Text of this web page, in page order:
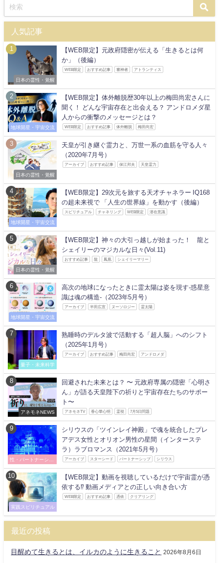
人気記事
日本の霊性・覚醒
【WEB限定】元政府隠密が伝える「生きるとは何
か」（後編）
WEB限定 おすすめ記事 審神者 アトランティス
地球開星・宇宙交流
【WEB限定】体外離脱歴30年以上の梅田尚宏さんに
聞く！ どんな宇宙存在と出会える？ アンドロメダ星
人からの衝撃のメッセージとは？
WEB限定 おすすめ記事 体外離脱 梅田尚宏
日本の霊性・覚醒
天皇が引き継ぐ霊力と、万世一系の血筋を守る人々
（2020年7月号）
アーカイブ おすすめ記事 保江邦夫 天皇霊力
地球開星・宇宙交流
【WEB限定】29次元を旅する天才チャネラー IQ168
の超未来視で 「人生の世界線」を動かす（後編）
スピリチュアル チャネリング WEB限定 潜在意識
日本の霊性・覚醒
【WEB限定】神々の大引っ越しが始まった！ 龍と
シェイリーのマジカルな日々(Vol.11)
おすすめ記事 龍 鳳凰 シェイリーマリー
地球開星・宇宙交流
高次の地球になったときに霊太陽は姿を現す-惑星意
識は魂の構造-（2023年5月号）
アーカイブ 半田広宣 ヌーソロジー 霊太陽
量子・未来科学
熟睡時のデルタ波で活動する「超人脳」へのシフト
（2025年1月号）
アーカイブ おすすめ記事 梅田尚宏 アンドロメダ
アネモネNEWS
回避された未来とは？ 〜 元政府専属の隠密「心明さ
ん」が語る天皇陛下の祈りと宇宙存在たちのサポー
ト〜
アネモネTV 香心華心明 霊視 7月5日問題
性・パートナーシッ
シリウスの「ツインレイ神殿」で魂を統合したプレ
アデス女性とオリオン男性の星間（インターステ
ラ）ラブロマンス（2021年5月号）
アーカイブ スターシード パートナーシップ シリウス
実践スピリチュアル
【WEB限定】動画を視聴しているだけで宇宙霊が憑
依する⁉ 動画メディアとの正しい向き合い方
WEB限定 おすすめ記事 憑依 クリアリング
最近の投稿
目醒めて生きるとは、イルカのように生きること 2026年8月6日